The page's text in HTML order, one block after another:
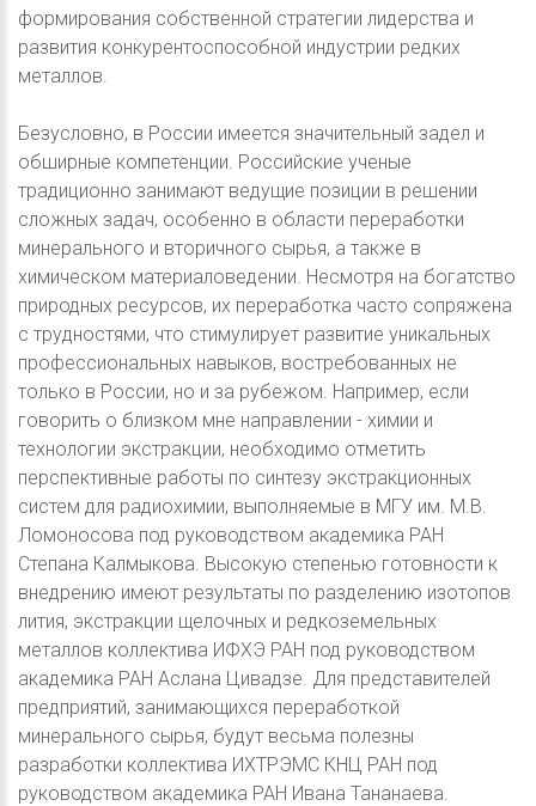
формирования собственной стратегии лидерства и
развития конкурентоспособной индустрии редких
металлов.
Безусловно, в России имеется значительный задел и
обширные компетенции. Российские ученые
традиционно занимают ведущие позиции в решении
сложных задач, особенно в области переработки
минерального и вторичного сырья, а также в
химическом материаловедении. Несмотря на богатство
природных ресурсов, их переработка часто сопряжена
с трудностями, что стимулирует развитие уникальных
профессиональных навыков, востребованных не
только в России, но и за рубежом. Например, если
говорить о близком мне направлении - химии и
технологии экстракции, необходимо отметить
перспективные работы по синтезу экстракционных
систем для радиохимии, выполняемые в МГУ им. М.В.
Ломоносова под руководством академика РАН
Степана Калмыкова. Высокую степенью готовности к
внедрению имеют результаты по разделению изотопов
лития, экстракции щелочных и редкоземельных
металлов коллектива ИФХЭ РАН под руководством
академика РАН Аслана Цивадзе. Для представителей
предприятий, занимающихся переработкой
минерального сырья, будут весьма полезны
разработки коллектива ИХТРЭМС КНЦ РАН под
руководством академика РАН Ивана Тананаева.